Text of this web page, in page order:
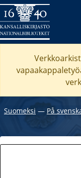
Suomeksi ― På